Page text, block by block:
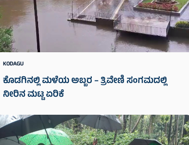
KODAGU
ಕೊಡಗಿನಲ್ಲಿ ಮಳೆಯ ಅಬ್ಬರ – ತ್ರಿವೇಣಿ ಸಂಗಮದಲ್ಲಿ
ನೀರಿನ ಮಟ್ಟ ಏರಿಕೆ